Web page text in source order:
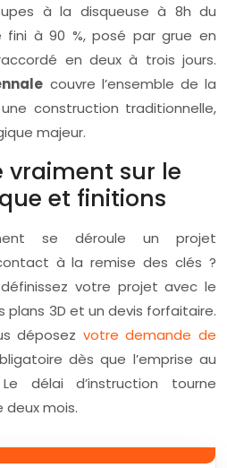
à la disqueuse à 8h du
fini à 90 %, posé par grue en
en deux à trois jours.
couvre l’ensemble de la
construction traditionnelle,
majeur.
vraiment sur le
et finitions
se déroule un projet
à la remise des clés ?
votre projet avec le
plans 3D et un devis forfaitaire.
déposez votre demande de
dès que l’emprise au
délai d’instruction tourne
mois.